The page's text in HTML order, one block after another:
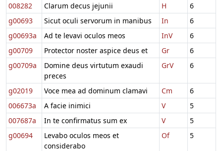
008282
Clarum decus jejunii H
6
g00693
Sicut oculi servorum in manibus In
6
g00693a
Ad te levavi oculos meos InV
6
g00709
Protector noster aspice deus et Gr
6
g00709a
Domine deus virtutum exaudi
preces
GrV 6
g02019 Voce mea ad dominum clamavi Cm
6
006673a
A facie inimici V
5
007687a
In te confirmatus sum ex V
5
g00694
Levabo oculos meos et
considerabo
Of 5